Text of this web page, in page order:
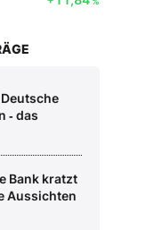
‑ das
Bank kratzt
Aussichten